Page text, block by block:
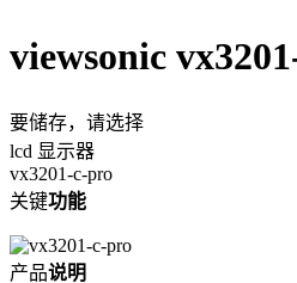
viewsonic
要储存，请选择
lcd 显示器
vx3201-c-pro
关键功能
产品说明